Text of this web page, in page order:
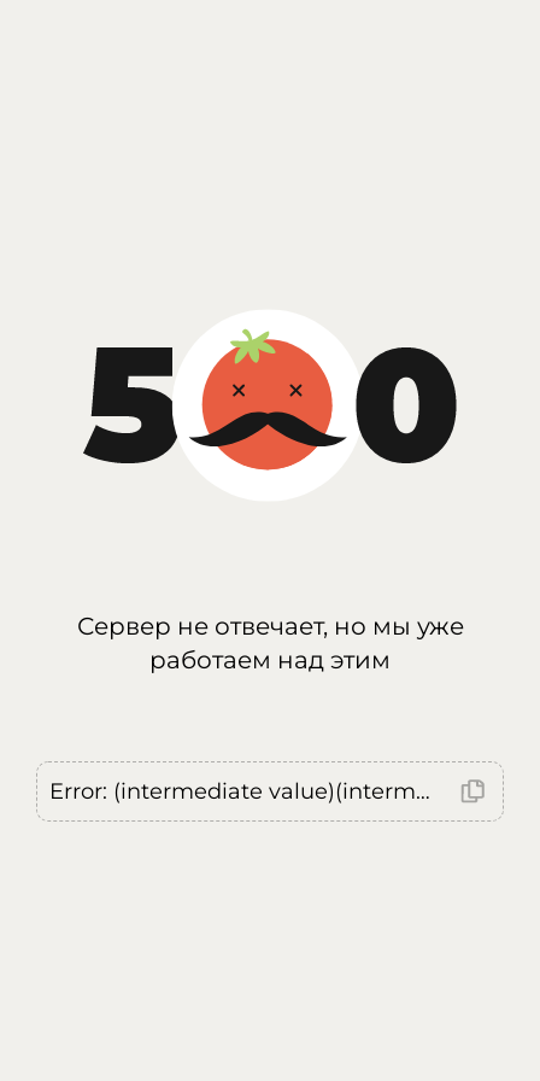
Сервер не отвечает, но мы уже
работаем над этим
Error: (intermediate value)(intermediate value)(intermediate value).replaceAll is not a function